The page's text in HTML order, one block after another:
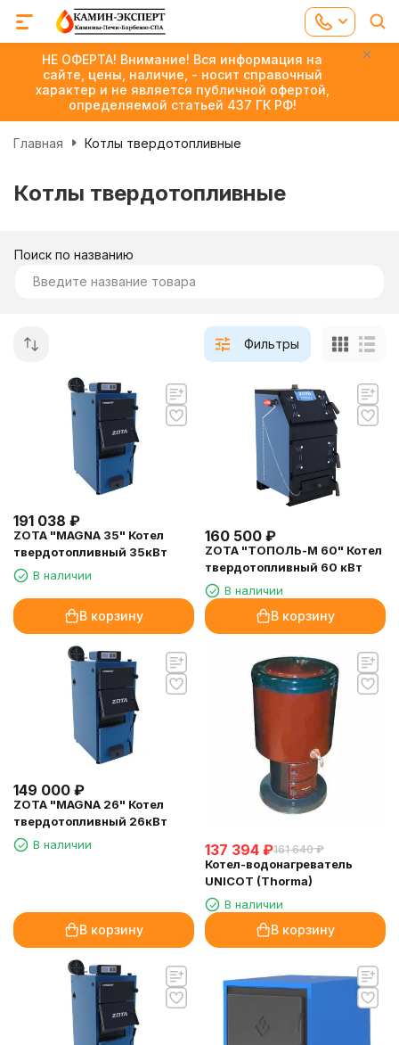
НЕ ОФЕРТА! Внимание! Вся информация на
сайте, цены, наличие, - носит справочный
характер и не является публичной офертой,
определяемой статьей 437 ГК РФ!
Главная Котлы твердотопливные
Котлы твердотопливные
Поиск по названию
Фильтры
191 038 ₽
ZOTA "MAGNA 35" Котел
твердотопливный 35кВт
В наличии
В корзину
160 500 ₽
ZOTA "ТОПОЛЬ-М 60" Котел
твердотопливный 60 кВт
В наличии
В корзину
149 000 ₽
ZOTA "MAGNA 26" Котел
твердотопливный 26кВт
В наличии
В корзину
137 394 ₽161 640 ₽
Котел-водонагреватель
UNICOT (Thorma)
В наличии
В корзину